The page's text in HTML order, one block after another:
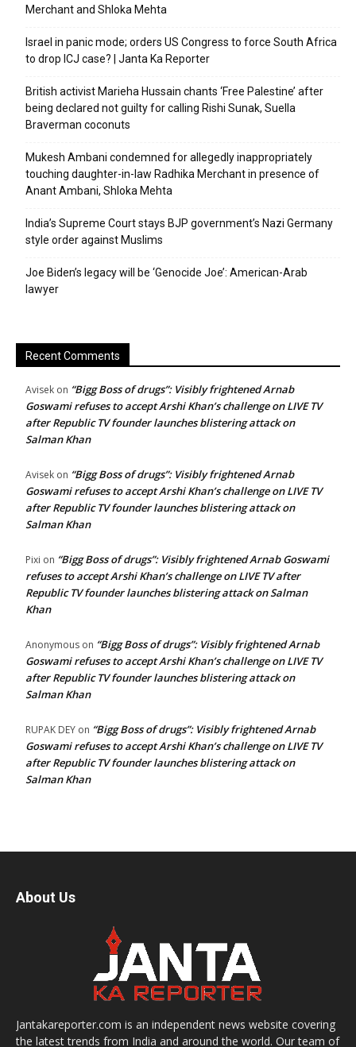
Merchant and Shloka Mehta
Israel in panic mode; orders US Congress to force South Africa
to drop ICJ case? | Janta Ka Reporter
British activist Marieha Hussain chants ‘Free Palestine’ after
being declared not guilty for calling Rishi Sunak, Suella
Braverman coconuts
Mukesh Ambani condemned for allegedly inappropriately
touching daughter-in-law Radhika Merchant in presence of
Anant Ambani, Shloka Mehta
India’s Supreme Court stays BJP government’s Nazi Germany
style order against Muslims
Joe Biden’s legacy will be ‘Genocide Joe’: American-Arab
lawyer
Recent Comments
Avisek on “Bigg Boss of drugs”: Visibly frightened Arnab
Goswami refuses to accept Arshi Khan’s challenge on LIVE TV
after Republic TV founder launches blistering attack on
Salman Khan
Avisek on “Bigg Boss of drugs”: Visibly frightened Arnab
Goswami refuses to accept Arshi Khan’s challenge on LIVE TV
after Republic TV founder launches blistering attack on
Salman Khan
Pixi on “Bigg Boss of drugs”: Visibly frightened Arnab Goswami
refuses to accept Arshi Khan’s challenge on LIVE TV after
Republic TV founder launches blistering attack on Salman
Khan
Anonymous on “Bigg Boss of drugs”: Visibly frightened Arnab
Goswami refuses to accept Arshi Khan’s challenge on LIVE TV
after Republic TV founder launches blistering attack on
Salman Khan
RUPAK DEY on “Bigg Boss of drugs”: Visibly frightened Arnab
Goswami refuses to accept Arshi Khan’s challenge on LIVE TV
after Republic TV founder launches blistering attack on
Salman Khan
About Us
Jantakareporter.com is an independent news website covering
the latest trends from India and around the world. Our team of